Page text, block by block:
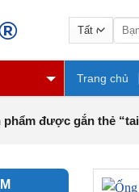
Tìm
kiếm:
Trang chủ
phẩm được gắn thẻ